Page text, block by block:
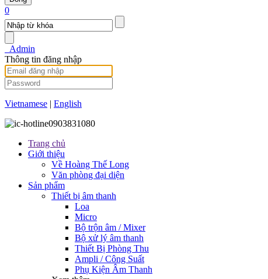
0
Admin
Thông tin đăng nhập
Vietnamese | English
0903831080
Trang chủ
Giới thiệu
Về Hoàng Thế Long
Văn phòng đại diện
Sản phẩm
Thiết bị âm thanh
Loa
Micro
Bộ trộn âm / Mixer
Bộ xử lý âm thanh
Thiết Bị Phòng Thu
Ampli / Công Suất
Phụ Kiện Âm Thanh